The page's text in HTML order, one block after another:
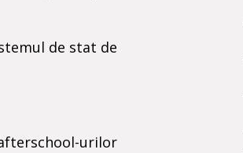
de stat de
urilor